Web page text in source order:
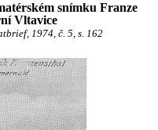
snímku Franze
Vltavice
1974, č. 5, s. 162